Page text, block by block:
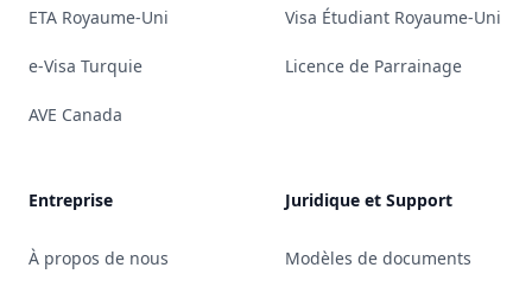
ETA Royaume-Uni
e-Visa Turquie
AVE Canada
Visa Étudiant Royaume-Uni
Licence de Parrainage
Entreprise
À propos de nous
Juridique et Support
Modèles de documents